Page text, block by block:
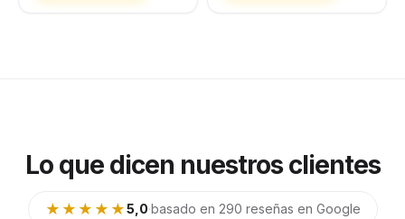
Lo que dicen nuestros clientes
★★★★★5,0·basado en 290 reseñas en Google